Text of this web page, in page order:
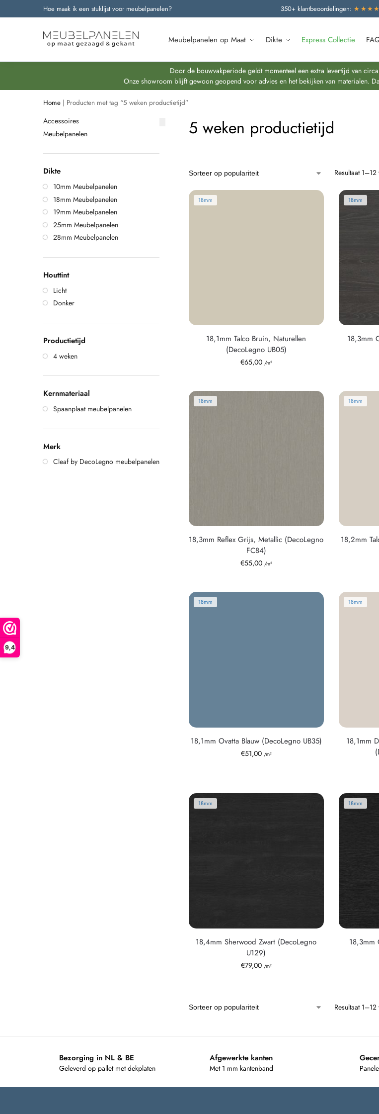
9,4
Hoe maak ik een stuklijst voor meubelpanelen? 350+ klantbeoordelingen:
Meubelpanelen op Maat Dikte Express Collectie
Onze nieuwste producten
Door de bouwvakperiode geldt momenteel een extra levertijd van
Onze showroom blijft gewoon geopend voor advies en het bekijken van materialen.
Home | Producten met tag “5 weken productietijd”
5 weken productietijd
Resultaat
18mm
18,1mm Talco Bruin, Naturellen
(DecoLegno UB05)
€65,00 /m²
18mm
18,3mm
18mm
18,3mm Reflex Grijs, Metallic (DecoLegno
FC84)
€55,00 /m²
18mm
18,2mm
18mm
18,1mm Ovatta Blauw (DecoLegno UB35)
€51,00 /m²
18mm
18,1mm
18mm
18,4mm Sherwood Zwart (DecoLegno
U129)
€79,00 /m²
18mm
18,3mm
Resultaat
Accessoires
Meubelpanelen
Dikte
10mm Meubelpanelen
18mm Meubelpanelen
19mm Meubelpanelen
25mm Meubelpanelen
28mm Meubelpanelen
Houttint
Licht
Donker
Productietijd
4 weken
Kernmateriaal
Spaanplaat meubelpanelen
Merk
Cleaf by DecoLegno meubelpanelen
Bezorging in NL & BE
Geleverd op pallet met dekplaten
Afgewerkte kanten
Met 1 mm kantenband